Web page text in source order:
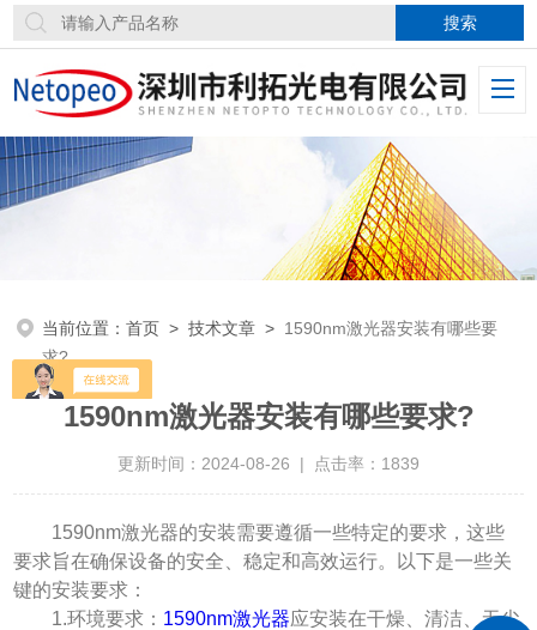
当前位置：首页 >技术文章 > 1590nm激光器安装有哪些要
求?
1590nm激光器安装有哪些要求?
更新时间：2024-08-26 | 点击率：1839
1590nm激光器的安装需要遵循一些特定的要求，这些
要求旨在确保设备的安全、稳定和高效运行。以下是一些关
键的安装要求：
1.环境要求： 1590nm激光器应安装在干燥、清洁、无尘